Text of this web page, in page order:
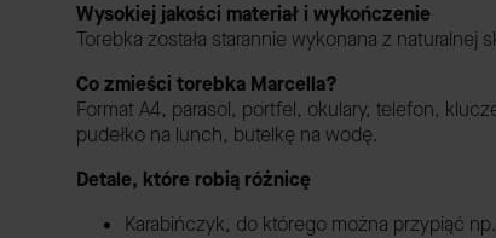
Wysokiej jakości materiał i wykończenie
Torebka została starannie wykonana z
Co zmieści torebka Marcella?
Format A4, parasol, portfel, okulary, telefon,
pudełko na lunch, butelkę na wodę.
Detale, które robią różnicę
Karabińczyk, do którego można przypiąć